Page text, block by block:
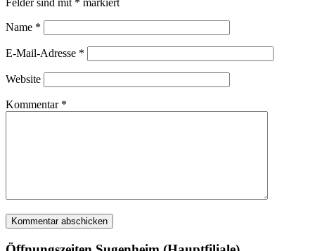
Name *
E-Mail-Adresse *
Website
Kommentar *